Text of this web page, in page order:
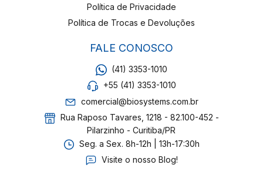
Política de Privacidade
Política de Trocas e Devoluções
FALE CONOSCO
(41) 3353-1010
+55 (41) 3353-1010
comercial@biosystems.com.br
Rua Raposo Tavares, 1218 - 82.100-452 -
Pilarzinho - Curitiba/PR
Seg. a Sex. 8h-12h | 13h-17:30h
Visite o nosso Blog!